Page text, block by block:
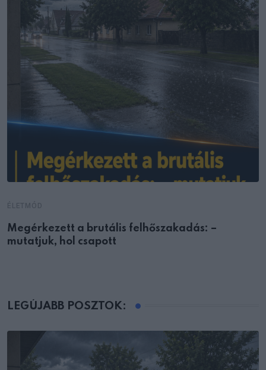
Megérkezett a brutális felhőszakadás: –
mutatjuk, hol csapott
LEGÚJABB POSZTOK: